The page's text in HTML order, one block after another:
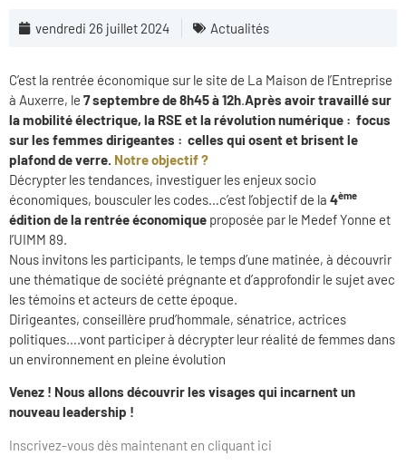
vendredi 26 juillet 2024 Actualités
C’est la rentrée économique sur le site de La Maison de l’Entreprise
à Auxerre, le 7 septembre de 8h45 à 12h.Après avoir travaillé sur
la mobilité électrique, la RSE et la révolution numérique : focus
sur les femmes dirigeantes : celles qui osent et brisent le
plafond de verre. Notre objectif ?
Décrypter les tendances, investiguer les enjeux socio
économiques, bousculer les codes…c’est l’objectif de la 4ème
édition de la rentrée économique proposée par le Medef Yonne et
l’UIMM 89.
Nous invitons les participants, le temps d’une matinée, à découvrir
une thématique de société prégnante et d’approfondir le sujet avec
les témoins et acteurs de cette époque.
Dirigeantes, conseillère prud’hommale, sénatrice, actrices
politiques….vont participer à décrypter leur réalité de femmes dans
un environnement en pleine évolution
Venez ! Nous allons découvrir les visages qui incarnent un
nouveau leadership !
Inscrivez-vous dès maintenant en cliquant ici